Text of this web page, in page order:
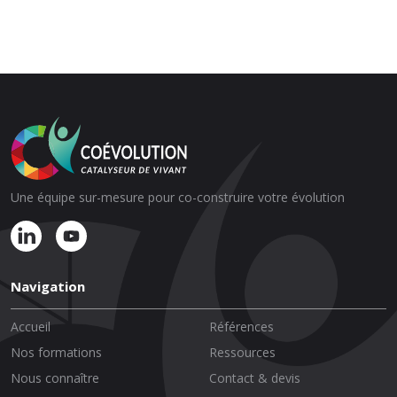
Une équipe sur-mesure pour co-construire votre évolution
Navigation
Accueil
Nos formations
Nous connaître
Références
Ressources
Contact & devis